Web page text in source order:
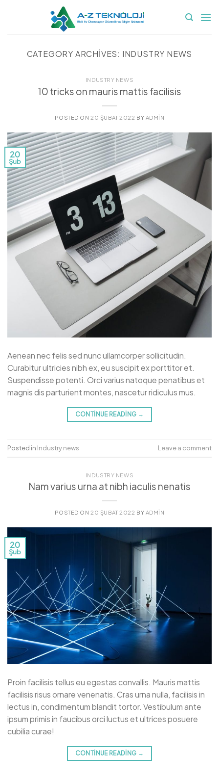
CATEGORY ARCHIVES: INDUSTRY NEWS
INDUSTRY NEWS
10 tricks on mauris mattis facilisis
POSTED ON 20 ŞUBAT 2022 BY ADMIN
20
Şub
Aenean nec felis sed nunc ullamcorper sollicitudin.
Curabitur ultricies nibh ex, eu suscipit ex porttitor et.
Suspendisse potenti. Orci varius natoque penatibus et
magnis dis parturient montes, nascetur ridiculus mus.
CONTINUE READING →
Posted in Industry news Leave a comment
INDUSTRY NEWS
Nam varius urna at nibh iaculis nenatis
POSTED ON 20 ŞUBAT 2022 BY ADMIN
20
Şub
Proin facilisis tellus eu egestas convallis. Mauris mattis
facilisis risus ornare venenatis. Cras urna nulla, facilisis in
lectus in, condimentum blandit tortor. Vestibulum ante
ipsum primis in faucibus orci luctus et ultrices posuere
cubilia curae!
CONTINUE READING →